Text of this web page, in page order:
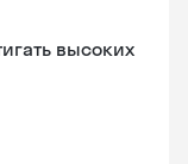
высоких